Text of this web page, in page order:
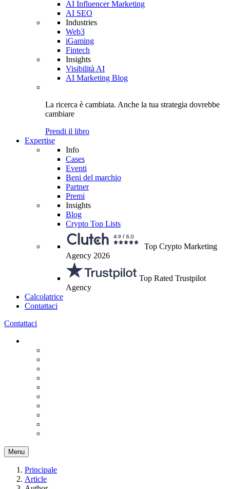
AI Influencer Marketing
AI SEO
Industries
Web3
iGaming
Fintech
Insights
Visibilità AI
AI Marketing Blog
La ricerca è cambiata. Anche la tua strategia dovrebbe
cambiare
Prendi il libro
Expertise
Info
Cases
Eventi
Beni del marchio
Partner
Premi
Insights
Blog
Crypto Top Lists
Top Crypto Marketing
Agency 2026
Top Rated Trustpilot
Agency
Calcolatrice
Contattaci
Contattaci
Menu
Principale
Article